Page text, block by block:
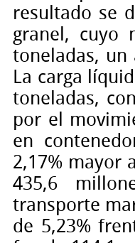
resultado se
granel, cuyo
toneladas, un
La carga
toneladas,
por el
en
2,17% mayor
435,6
transporte
de 5,23%